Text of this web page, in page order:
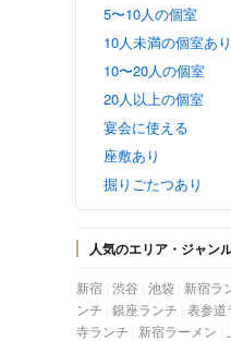
5〜10人の個室
10人未満の個室あり
10〜20人の個室
20人以上の個室
宴会に使える
座敷あり
掘りごたつあり
人気のエリア・ジャン
新宿 渋谷 池袋 新宿ラ
ンチ 銀座ランチ 表参道
寺ランチ
新宿ラーメン